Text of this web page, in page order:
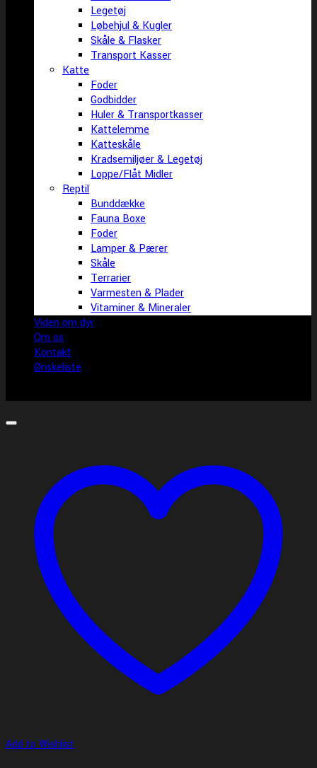
Legetøj
Løbehjul & Kugler
Skåle & Flasker
Transport Kasser
Katte
Foder
Godbidder
Huler & Transportkasser
Kattelemme
Katteskåle
Kradsemiljøer & Legetøj
Loppe/Flåt Midler
Reptil
Bunddække
Fauna Boxe
Foder
Lamper & Pærer
Skåle
Terrarier
Varmesten & Plader
Vitaminer & Mineraler
Viden om dyr
Om os
Kontakt
Ønskeliste
Add to Wishlist